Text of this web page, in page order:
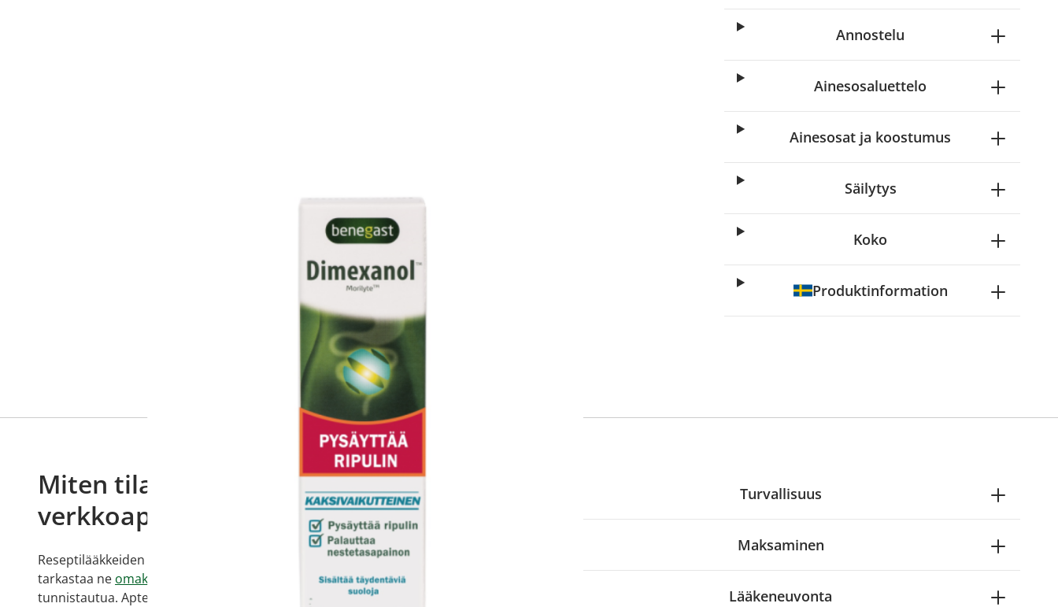
Annostelu
Ainesosaluettelo
Ainesosat ja koostumus
Säilytys
Koko
Produktinformation
Miten tilaan reseptilääkkeitä
verkkoapteekista?
Reseptilääkkeiden tilaaminen edellyttää voimassa olevaa reseptiä, ja voit
tarkastaa ne omakanta.fi
-palvelusta. Tilausta varten sinun pitää ensin
tunnistautua. Apteekki käsittelee tilauksesi, jonka jälkeen voit maksaa ostoksesi.
Turvallisuus
Maksaminen
Lääkeneuvonta